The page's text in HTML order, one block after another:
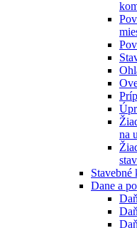
na
Stavebné
Dane a